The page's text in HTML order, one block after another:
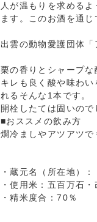
人が温もりを求める
ます。このお酒を通
出雲の動物愛護団体
栗の香りとシャープな
キレも良く酸や味わ
れるそんな1本です。
開栓したては固いの
■おススメの飲み方
燗冷ましやアツアツ
・蔵元名（所在地）
・使用米：五百万石・
・精米度合：70％